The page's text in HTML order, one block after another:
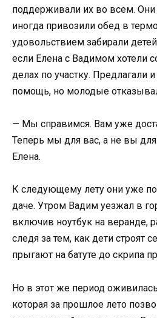
поддерживали их во всем.
иногда привозили обед в
удовольствием забирали
если Елена с Вадимом хотели
делах по участку. Предлагали
помощь, но молодые
— Мы справимся. Вам уже
Теперь мы для вас, а не вы
Елена.
К следующему лету они уже
даче. Утром Вадим уезжал в
включив ноутбук на веранде,
следя за тем, как дети строят
прыгают на батуте до скрипа
Но в этот же период
которая за прошлое лето